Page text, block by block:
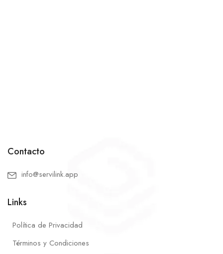
Contacto
info@servilink.app
Links
Política de Privacidad
Términos y Condiciones